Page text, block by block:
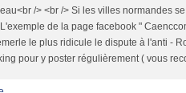
/> <br /> Si les villes normandes
de la page facebook "
le plus ridicule le dispute à l'anti -
pour y poster régulièrement ( vous